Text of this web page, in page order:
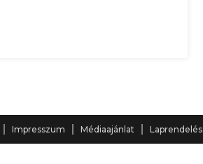
Impresszum Médiaajánlat Laprendelés